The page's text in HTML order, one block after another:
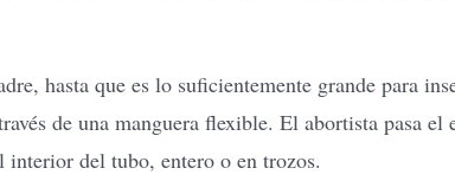
hasta que es lo suficientemente grande para
de una manguera flexible. El abortista pasa
interior del tubo, entero o en trozos.